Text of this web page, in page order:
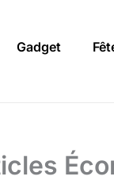
Gadget